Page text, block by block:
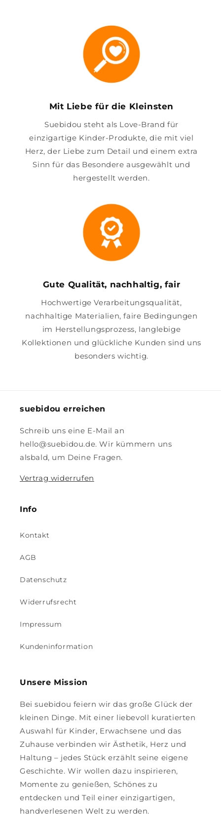
Mit Liebe für die Kleinsten
Suebidou steht als Love-Brand für
einzigartige Kinder-Produkte, die mit viel
Herz, der Liebe zum Detail und einem extra
Sinn für das Besondere ausgewählt und
hergestellt werden.
Gute Qualität, nachhaltig, fair
Hochwertige Verarbeitungsqualität,
nachhaltige Materialien, faire Bedingungen
im Herstellungsprozess, langlebige
Kollektionen und glückliche Kunden sind uns
besonders wichtig.
suebidou erreichen
Schreib uns eine E-Mail an
hello@suebidou.de. Wir kümmern uns
alsbald, um Deine Fragen.
Vertrag widerrufen
Info
Kontakt
AGB
Datenschutz
Widerrufsrecht
Impressum
Kundeninformation
Unsere Mission
Bei suebidou feiern wir das große Glück der
kleinen Dinge. Mit einer liebevoll kuratierten
Auswahl für Kinder, Erwachsene und das
Zuhause verbinden wir Ästhetik, Herz und
Haltung – jedes Stück erzählt seine eigene
Geschichte. Wir wollen dazu inspirieren,
Momente zu genießen, Schönes zu
entdecken und Teil einer einzigartigen,
handverlesenen Welt zu werden.